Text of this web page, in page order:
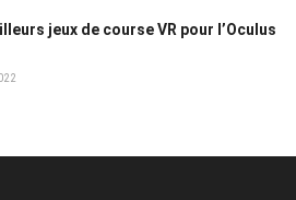
jeux de course VR pour l’Oculus